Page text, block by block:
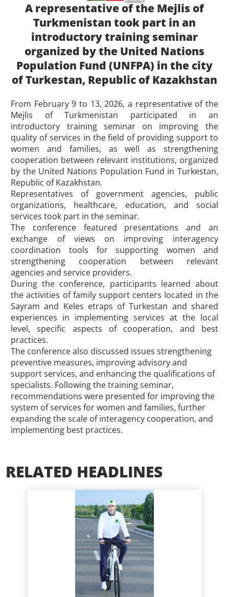
A representative of the Mejlis of
Turkmenistan took part in an
introductory training seminar
organized by the United Nations
Population Fund (UNFPA) in the city
of Turkestan, Republic of Kazakhstan
From February 9 to 13, 2026, a representative of the
Mejlis of Turkmenistan participated in an
introductory training seminar on improving the
quality of services in the field of providing support to
women and families, as well as strengthening
cooperation between relevant institutions, organized
by the United Nations Population Fund in Turkestan,
Republic of Kazakhstan.
Representatives of government agencies, public
organizations, healthcare, education, and social
services took part in the seminar.
The conference featured presentations and an
exchange of views on improving interagency
coordination tools for supporting women and
strengthening cooperation between relevant
agencies and service providers.
During the conference, participants learned about
the activities of family support centers located in the
Sayram and Keles etraps of Turkestan and shared
experiences in implementing services at the local
level, specific aspects of cooperation, and best
practices.
The conference also discussed issues strengthening
preventive measures, improving advisory and
support services, and enhancing the qualifications of
specialists. Following the training seminar,
recommendations were presented for improving the
system of services for women and families, further
expanding the scale of interagency cooperation, and
implementing best practices.
RELATED HEADLINES